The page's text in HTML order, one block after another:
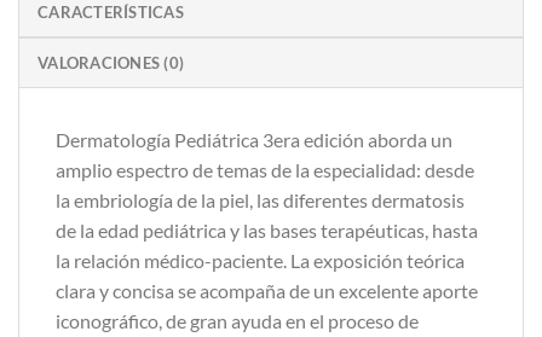
CARACTERÍSTICAS
VALORACIONES (0)
Dermatología Pediátrica 3era edición aborda un
amplio espectro de temas de la especialidad: desde
la embriología de la piel, las diferentes dermatosis
de la edad pediátrica y las bases terapéuticas, hasta
la relación médico-paciente. La exposición teórica
clara y concisa se acompaña de un excelente aporte
iconográfico, de gran ayuda en el proceso de